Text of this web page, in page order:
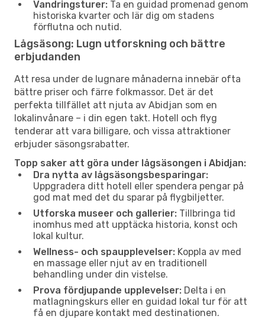
Vandringsturer: Ta en guidad promenad genom
historiska kvarter och lär dig om stadens
förflutna och nutid.
Lågsäsong: Lugn utforskning och bättre
erbjudanden
Att resa under de lugnare månaderna innebär ofta
bättre priser och färre folkmassor. Det är det
perfekta tillfället att njuta av Abidjan som en
lokalinvånare – i din egen takt. Hotell och flyg
tenderar att vara billigare, och vissa attraktioner
erbjuder säsongsrabatter.
Topp saker att göra under lågsäsongen i Abidjan:
Dra nytta av lågsäsongsbesparingar:
Uppgradera ditt hotell eller spendera pengar på
god mat med det du sparar på flygbiljetter.
Utforska museer och gallerier: Tillbringa tid
inomhus med att upptäcka historia, konst och
lokal kultur.
Wellness- och spaupplevelser: Koppla av med
en massage eller njut av en traditionell
behandling under din vistelse.
Prova fördjupande upplevelser: Delta i en
matlagningskurs eller en guidad lokal tur för att
få en djupare kontakt med destinationen.